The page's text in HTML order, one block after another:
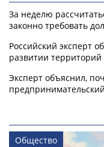
За неделю
законно требовать
Российский эксперт
развитии территорий
Эксперт объяснил,
Общество